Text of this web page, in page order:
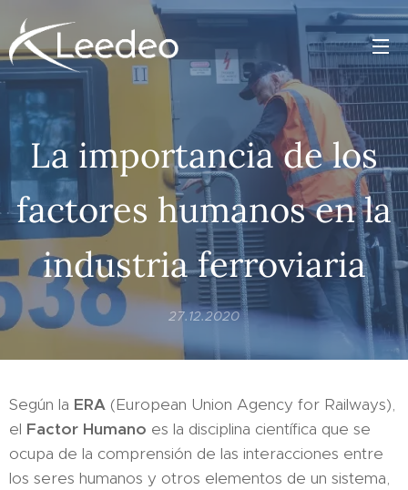
La importancia de los
factores humanos en la
industria ferroviaria
27.12.2020
Según la ERA (European Union Agency for Railways),
el Factor Humano es la disciplina científica que se
ocupa de la comprensión de las interacciones entre
los seres humanos y otros elementos de un sistema,